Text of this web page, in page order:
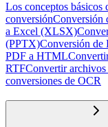
Los conceptos básicos
conversiónConversión
a Excel (XLSX)
(PPTX)Conversión de
PDF a HTML
RTFConvertir
conversiones de OCR